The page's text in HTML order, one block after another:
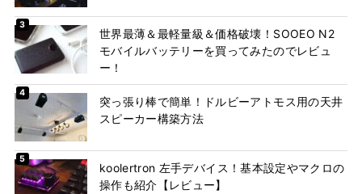
世界最薄＆最軽量級＆価格破壊！SOOEO N2
モバイルバッテリーを買ってみたのでレビュ
ー！
突っ張り棒で簡単！ドルビーアトモス用の天井
スピーカー構築方法
koolertron 左手デバイス！基本設定やマクロの
操作も紹介【レビュー】